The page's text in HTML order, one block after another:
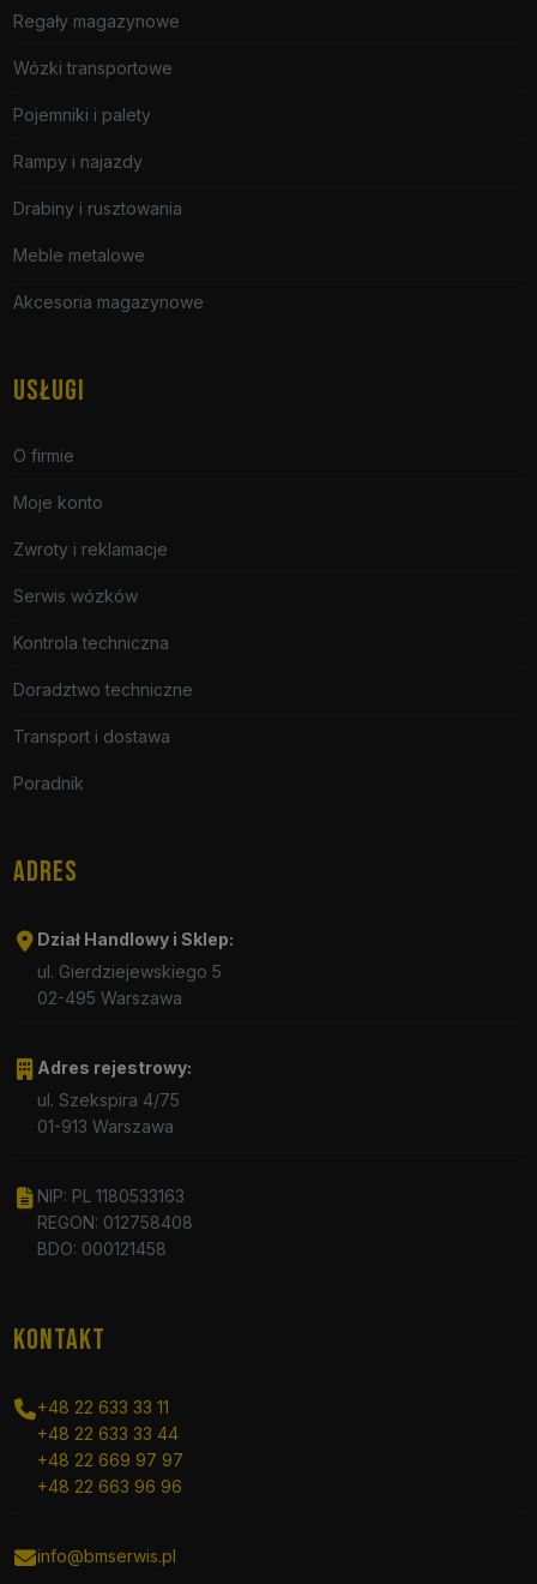
Regały magazynowe
Wózki transportowe
Pojemniki i palety
Rampy i najazdy
Drabiny i rusztowania
Meble metalowe
Akcesoria magazynowe
USŁUGI
O firmie
Moje konto
Zwroty i reklamacje
Serwis wózków
Kontrola techniczna
Doradztwo techniczne
Transport i dostawa
Poradnik
ADRES
Dział Handlowy i Sklep:
ul. Gierdziejewskiego 5
02-495 Warszawa
Adres rejestrowy:
ul. Szekspira 4/75
01-913 Warszawa
NIP: PL 1180533163
REGON: 012758408
BDO: 000121458
KONTAKT
+48 22 633 33 11
+48 22 633 33 44
+48 22 669 97 97
+48 22 663 96 96
info@bmserwis.pl